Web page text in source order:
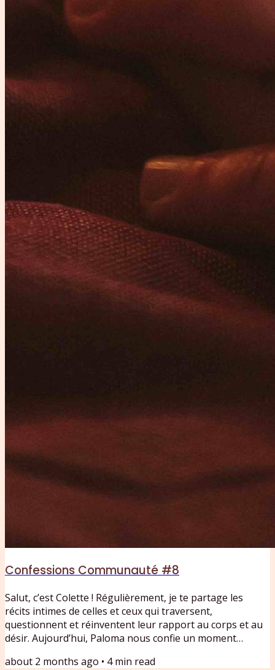
Confessions Communauté #8
Salut, c’est Colette ! Régulièrement, je te partage les
récits intimes de celles et ceux qui traversent,
questionnent et réinventent leur rapport au corps et au
désir. Aujourd’hui, Paloma nous confie un moment
bouleversements de la ménopause, elle entame une
about 2 months ago • 4min read